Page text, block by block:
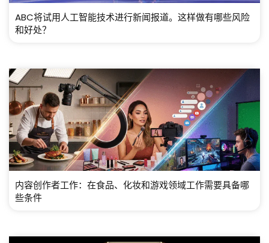
ABC将试用人工智能技术进行新闻报道。这样做有哪些风险
和好处？
内容创作者工作：在食品、化妆和游戏领域工作需要具备哪
些条件